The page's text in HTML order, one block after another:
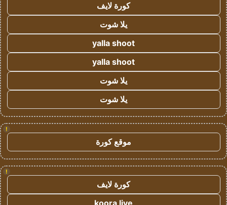
كورة لايف
يلا شوت
yalla shoot
yalla shoot
يلا شوت
يلا شوت
!
موقع كورة
!
كورة لايف
koora live